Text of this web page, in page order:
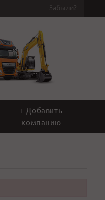
Забыли?
+ Добавить
компанию